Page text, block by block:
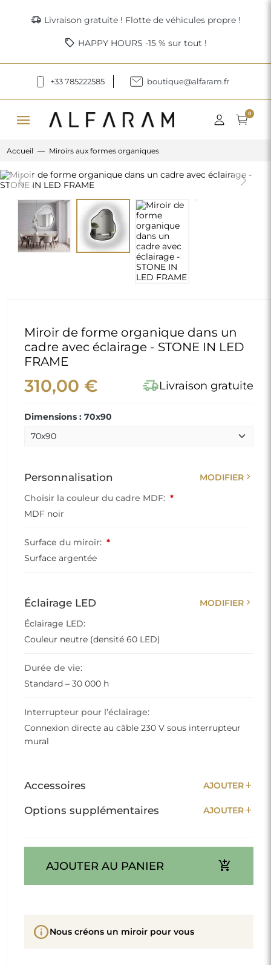
delivery_truck_speed Livraison gratuite ! Flotte de véhicules propre !
sell HAPPY HOURS -15 % sur tout !
+33 785222585 boutique@alfaram.fr
menu 0
Accueil Miroirs aux formes organiques
Previous Next
Miroir de forme organique dans un
cadre avec éclairage - STONE IN LED
FRAME
310,00 € delivery_truck_speedLivraison gratuite
Dimensions : 70x90
Personnalisation MODIFIER chevron_right
Choisir la couleur du cadre MDF: *
MDF noir
Surface du miroir: *
Surface argentée
Éclairage LED MODIFIER chevron_right
Éclairage LED:
Couleur neutre (densité 60 LED)
Durée de vie:
Standard – 30 000 h
Interrupteur pour l’éclairage:
Connexion directe au câble 230 V sous interrupteur
mural
Accessoires AJOUTERadd
Options supplémentaires AJOUTERadd
AJOUTER AU PANIER add_shopping_cart
infoNous créons un miroir pour vous